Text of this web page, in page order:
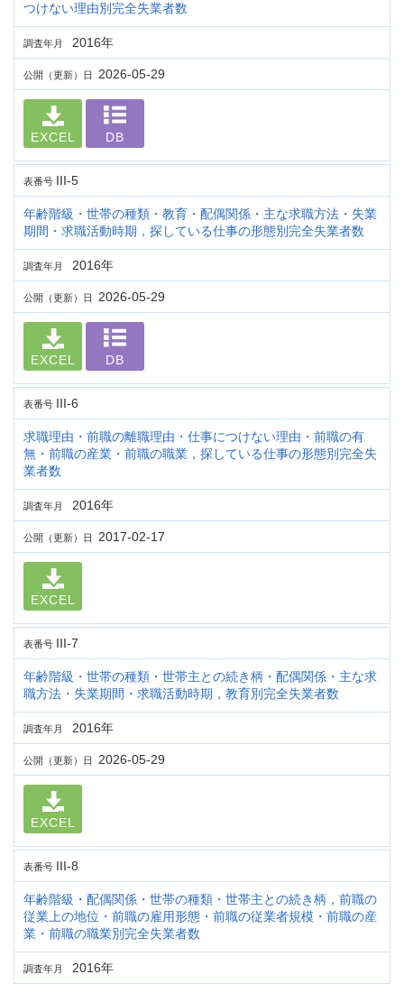
つけない理由別完全失業者数
調査年月 2016年
公開（更新）日 2026-05-29
EXCEL DB
表番号 III-5
年齢階級・世帯の種類・教育・配偶関係・主な求職方法・失業
期間・求職活動時期，探している仕事の形態別完全失業者数
調査年月 2016年
公開（更新）日 2026-05-29
EXCEL DB
表番号 III-6
求職理由・前職の離職理由・仕事につけない理由・前職の有
無・前職の産業・前職の職業，探している仕事の形態別完全失
業者数
調査年月 2016年
公開（更新）日 2017-02-17
EXCEL
表番号 III-7
年齢階級・世帯の種類・世帯主との続き柄・配偶関係・主な求
職方法・失業期間・求職活動時期，教育別完全失業者数
調査年月 2016年
公開（更新）日 2026-05-29
EXCEL
表番号 III-8
年齢階級・配偶関係・世帯の種類・世帯主との続き柄，前職の
従業上の地位・前職の雇用形態・前職の従業者規模・前職の産
業・前職の職業別完全失業者数
調査年月 2016年